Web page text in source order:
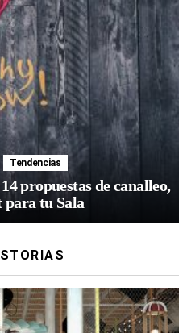
Tendencias
propuestas de canalleo,
para tu Sala